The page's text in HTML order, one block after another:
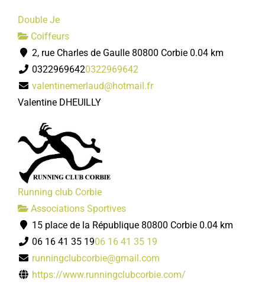
Double Je
Coiffeurs
2, rue Charles de Gaulle 80800 Corbie 0.04 km
03229696420322969642
valentinemerlaud@hotmail.fr
Valentine DHEUILLY
Running club Corbie
Associations Sportives
15 place de la République 80800 Corbie 0.04 km
06 16 41 35 1906 16 41 35 19
runningclubcorbie@gmail.com
https://www.runningclubcorbie.com/